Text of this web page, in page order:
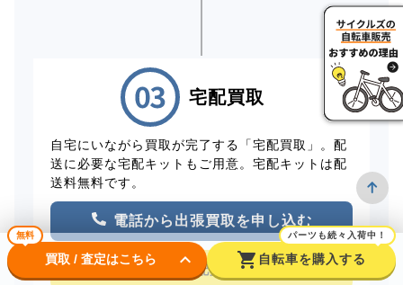
宅配買取
自宅にいながら買取が完了する「宅配買取」。配
送に必要な宅配キットもご用意。宅配キットは配
送料無料です。
電話から出張買取を申し込む
WEBから宅配買取を申し込む
無料
買取 / 査定はこちら keyboard_arrow_down shopping_cart
パーツも続々入荷中！
自転車を購入する